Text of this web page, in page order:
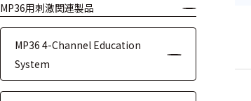
モジュー
ル
フィルタ
MP36用刺激関連製品
MP36 4-Channel Education
System